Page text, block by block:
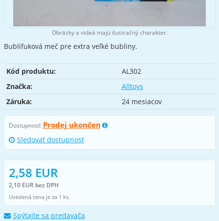
Obrázky a videá majú ilustračný charakter.
Bublifuková meč pre extra veľké bubliny.
Kód produktu:
AL302
Značka:
Alltoys
Záruka:
24 mesiacov
Dostupnosť: Prodej ukončen
Sledovať dostupnost
2,58 EUR
2,10 EUR bez DPH
Uvedená cena je za 1 ks.
Spýtajte sa predavača